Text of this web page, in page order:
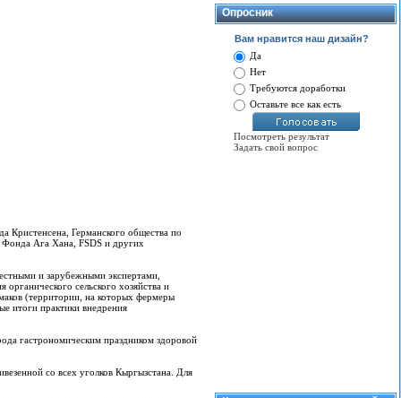
Кристенсена, Германского общества по
Ага Хана, FSDS и других
и зарубежными экспертами,
сельского хозяйства и
(территории, на которых фермеры
итоги практики внедрения
гастрономическим праздником здоровой
со всех уголков Кыргызстана. Для
Опросник
Вам нравится наш дизайн?
Да
Нет
Требуются доработки
Оставьте все как есть
Посмотреть результат
Задать свой вопрос